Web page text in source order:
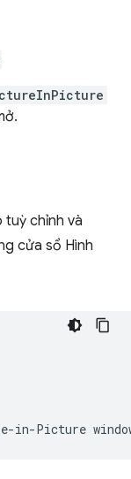
tuỳ chỉnh và
cửa sổ Hình